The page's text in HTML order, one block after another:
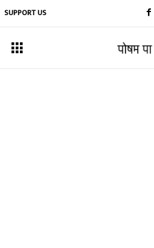
SUPPORT US